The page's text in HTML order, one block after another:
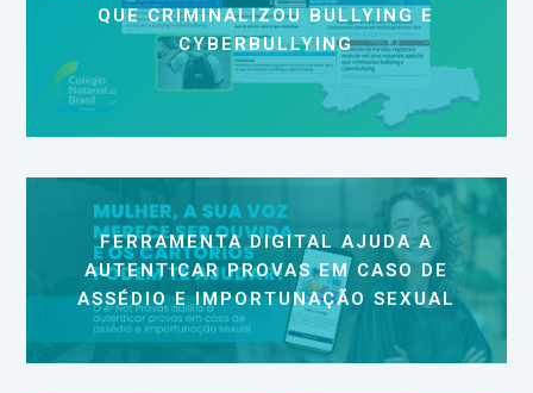
QUE CRIMINALIZOU BULLYING E
CYBERBULLYING
FERRAMENTA DIGITAL AJUDA A
AUTENTICAR PROVAS EM CASO DE
ASSÉDIO E IMPORTUNAÇÃO SEXUAL